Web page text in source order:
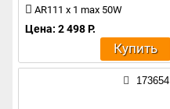
AR111 x 1 max 50W
Цена: 2 498 Р.
Купить
173654